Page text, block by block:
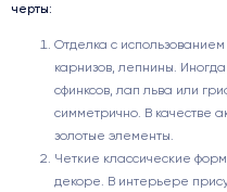
черты:
Отделка с
карнизов, лепнины.
сфинксов, лап льва или
симметрично. В качестве
золотые элементы.
Четкие классические
декоре. В интерьере